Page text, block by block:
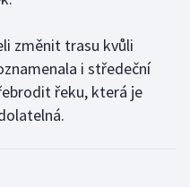
změnit trasu kvůli
i středeční
řeku, která je